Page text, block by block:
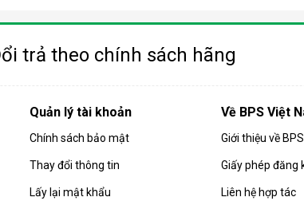
trả theo chính sách hãng
Quản lý tài khoản
Chính sách bảo mật
Thay đổi thông tin
Lấy lại mật khẩu
Về BPS Việt
Giới thiệu về
Giấy phép đăng
Liên hệ hợp tác